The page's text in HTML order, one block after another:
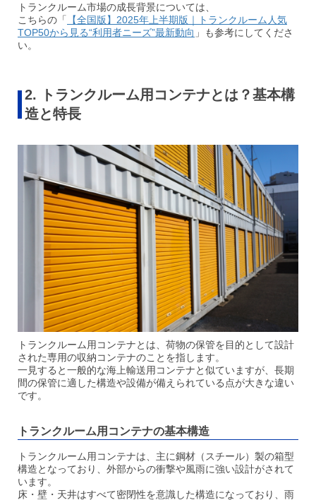
トランクルーム市場の成長背景については、
こちらの「
【全国版】2025年上半期版｜トランクルーム人気
TOP50から見る“利用者ニーズ”最新動向 」も参考にしてくださ
い。
2. トランクルーム用コンテナとは？基本構
造と特長
トランクルーム用コンテナとは、荷物の保管を目的として設計
された専用の収納コンテナのことを指します。
一見すると一般的な海上輸送用コンテナと似ていますが、長期
間の保管に適した構造や設備が備えられている点が大きな違い
です。
トランクルーム用コンテナの基本構造
トランクルーム用コンテナは、主に鋼材（スチール）製の箱型
構造となっており、外部からの衝撃や風雨に強い設計がされて
います。
床・壁・天井はすべて密閉性を意識した構造になっており、雨